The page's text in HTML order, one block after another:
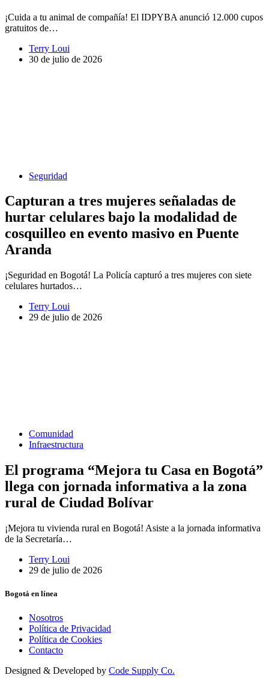
¡Cuida a tu animal de compañía! El IDPYBA anunció 12.000 cupos
gratuitos de…
Terry Loui
30 de julio de 2026
Seguridad
Capturan a tres mujeres señaladas de
hurtar celulares bajo la modalidad de
cosquilleo en evento masivo en Puente
Aranda
¡Seguridad en Bogotá! La Policía capturó a tres mujeres con siete
celulares hurtados…
Terry Loui
29 de julio de 2026
Comunidad
Infraestructura
El programa “Mejora tu Casa en Bogotá”
llega con jornada informativa a la zona
rural de Ciudad Bolívar
¡Mejora tu vivienda rural en Bogotá! Asiste a la jornada informativa
de la Secretaría…
Terry Loui
29 de julio de 2026
Bogotá en línea
Nosotros
Política de Privacidad
Política de Cookies
Contacto
Designed & Developed by Code Supply Co.